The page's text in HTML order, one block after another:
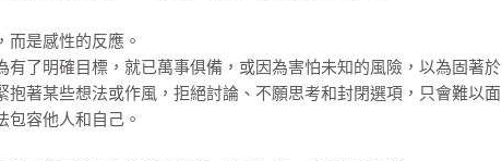
而是感性的反應。
有了明確目標，就已萬事俱備，或因為害怕未知的風險，以為固著於
抱著某些想法或作風，拒絕討論、不願思考和封閉選項，只會難以面
包容他人和自己。